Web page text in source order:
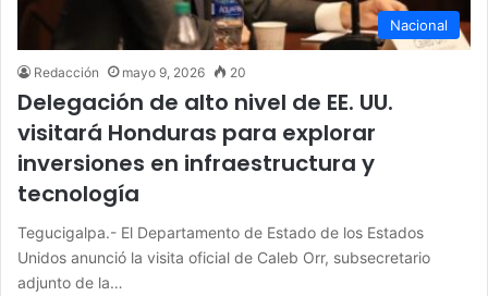
Nacional
Redacción mayo 9, 2026 20
Delegación de alto nivel de EE. UU.
visitará Honduras para explorar
inversiones en infraestructura y
tecnología
Tegucigalpa.- El Departamento de Estado de los Estados
Unidos anunció la visita oficial de Caleb Orr, subsecretario
adjunto de la…